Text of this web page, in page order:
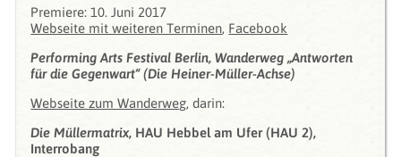
Premiere: 10. Juni 2017
Webseite mit weiteren Terminen, Facebook
Performing Arts Festival Berlin, Wanderweg „Antworten
für die Gegenwart“ (Die Heiner-Müller-Achse)
Webseite zum Wanderweg, darin:
Die Müllermatrix, HAU Hebbel am Ufer (HAU 2),
Interrobang